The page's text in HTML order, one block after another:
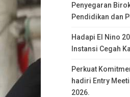
Penyegaran
Pendidikan dan
Hadapi El Nino
Instansi Cegah
Perkuat
hadiri Entry
2026.